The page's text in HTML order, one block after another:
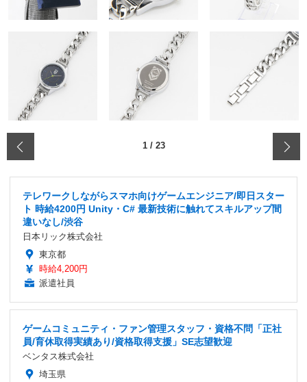
1/ 23
テレワークしながらスマホ向けゲームエンジニア/即日スター
ト 時給4200円 Unity・C# 最新技術に触れてスキルアップ間
違いなし/渋谷
日本リック株式会社
東京都
時給4,200円
派遣社員
ゲームコミュニティ・ファン管理スタッフ・資格不問「正社
員/育休取得実績あり/資格取得支援」SE志望歓迎
ベンタス株式会社
埼玉県